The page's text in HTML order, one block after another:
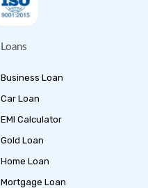
Loans
Business Loan
Car Loan
EMI Calculator
Gold Loan
Home Loan
Mortgage Loan